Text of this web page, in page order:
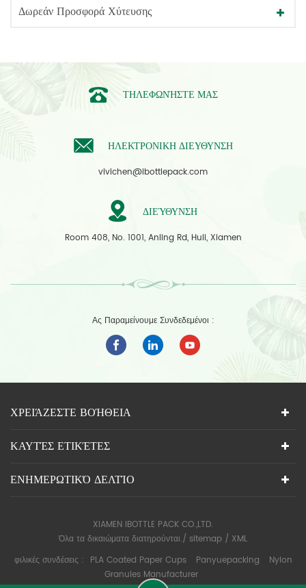
Δωρεάν Προσφορά Χύτευσης
ΤΗΛΕΦΩΝΉΣΤΕ ΜΑΣ
ΗΛΕΚΤΡΟΝΙΚΗ ΔΙΕΥΘΥΝΣΗ
vivichen@ibottlepack.com
ΔΙΕΎΘΥΝΣΗ
Room 408, No. 1001, Anling Rd, Huli, Xiamen
Ας Παραμείνουμε Συνδεδεμένοι :
ΧΡΕΙΆΖΕΣΤΕ ΒΟΉΘΕΙΑ
ΚΑΥΤΈΣ ΕΤΙΚΈΤΕΣ
ΕΝΗΜΕΡΩΤΙΚΌ ΔΕΛΤΊΟ
XIAMEN IBOTTLE PACK CO.,LTD.
Όλα τα δικαιώματα διατηρούνται./ sitemap / XML
φιλικές συνδέσεις :
PLA Coated Paper Cups Panyuepacking
Nylon
Granules Manufacturer